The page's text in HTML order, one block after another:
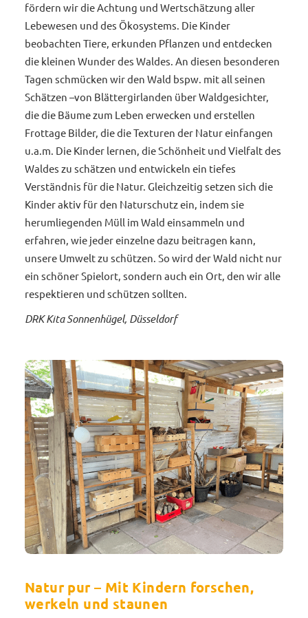
fördern wir die Achtung und Wertschätzung aller
Lebewesen und des Ökosystems. Die Kinder
beobachten Tiere, erkunden Pflanzen und entdecken
die kleinen Wunder des Waldes. An diesen besonderen
Tagen schmücken wir den Wald bspw. mit all seinen
Schätzen –von Blättergirlanden über Waldgesichter,
die die Bäume zum Leben erwecken und erstellen
Frottage Bilder, die die Texturen der Natur einfangen
u.a.m. Die Kinder lernen, die Schönheit und Vielfalt des
Waldes zu schätzen und entwickeln ein tiefes
Verständnis für die Natur. Gleichzeitig setzen sich die
Kinder aktiv für den Naturschutz ein, indem sie
herumliegenden Müll im Wald einsammeln und
erfahren, wie jeder einzelne dazu beitragen kann,
unsere Umwelt zu schützen. So wird der Wald nicht nur
ein schöner Spielort, sondern auch ein Ort, den wir alle
respektieren und schützen sollten.
DRK Kita Sonnenhügel, Düsseldorf
Natur pur – Mit Kindern forschen,
werkeln und staunen